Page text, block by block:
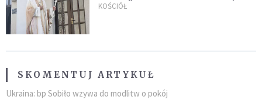
„cię nie opuszczę”
KOŚCIÓŁ
SKOMENTUJ ARTYKUŁ
Ukraina: bp Sobiło wzywa do modlitw o pokój